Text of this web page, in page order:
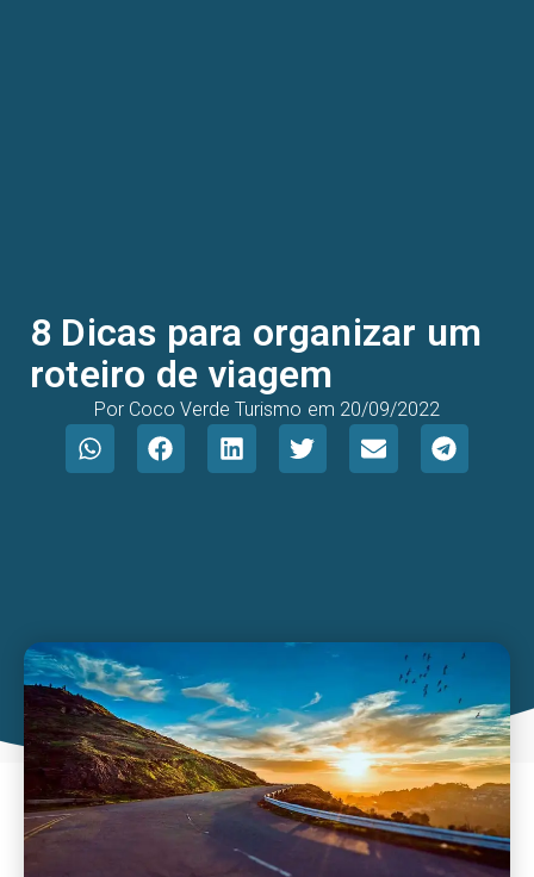
8 Dicas para organizar um
roteiro de viagem
Por Coco Verde Turismo em 20/09/2022